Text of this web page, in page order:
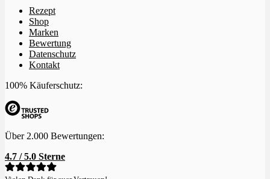
Rezept
Shop
Marken
Bewertung
Datenschutz
Kontakt
100% Käuferschutz:
Über 2.000 Bewertungen:
4.7 / 5.0 Sterne